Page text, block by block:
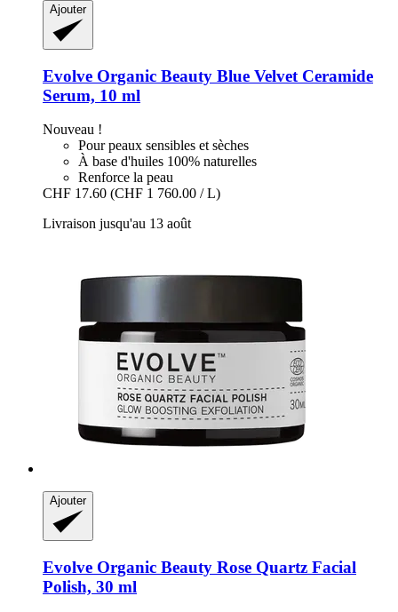
Ajouter
Evolve Organic Beauty Blue Velvet Ceramide
Serum, 10 ml
Nouveau !
Pour peaux sensibles et sèches
À base d'huiles 100% naturelles
Renforce la peau
CHF 17.60 (CHF 1 760.00 / L)
Livraison jusqu'au 13 août
Ajouter
Evolve Organic Beauty Rose Quartz Facial
Polish, 30 ml